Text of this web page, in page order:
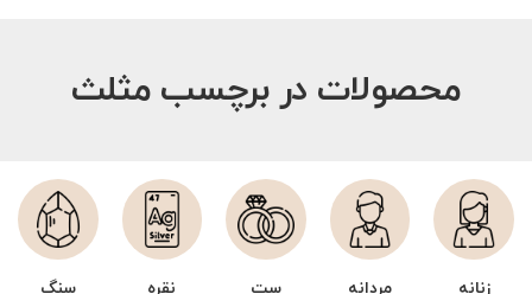
محصولات در برچسب مثلث
زنانه مردانه ست نقره
سنگ